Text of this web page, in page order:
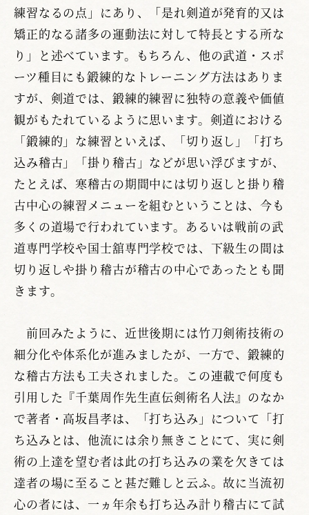
練習なるの点」にあり、「是れ剣道が発育的又は
矯正的なる諸多の運動法に対して特長とする所な
り」と述べています。もちろん、他の武道・スポ
ーツ種目にも鍛練的なトレーニング方法はありま
すが、剣道では、鍛練的練習に独特の意義や価値
観がもたれているように思います。剣道における
「鍛練的」な練習といえば、「切り返し」「打ち
込み稽古」「掛り稽古」などが思い浮びますが、
たとえば、寒稽古の期間中には切り返しと掛り稽
古中心の練習メニューを組むということは、今も
多くの道場で行われています。あるいは戦前の武
道専門学校や国士舘専門学校では、下級生の間は
切り返しや掛り稽古が稽古の中心であったとも聞
きます。
前回みたように、近世後期には竹刀剣術技術の
細分化や体系化が進みましたが、一方で、鍛練的
な稽古方法も工夫されました。この連載で何度も
引用した『千葉周作先生直伝剣術名人法』のなか
で著者・高坂昌孝は、「打ち込み」について「打
ち込みとは、他流には余り無きことにて、実に剣
術の上達を望む者は此の打ち込みの業を欠きては
達者の場に至ること甚だ難しと云ふ。故に当流初
心の者には、一ヵ年余も打ち込み計り稽古にて試